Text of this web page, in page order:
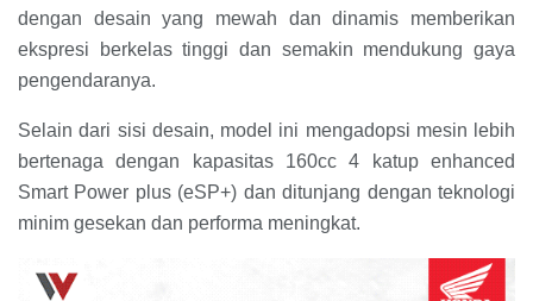
dengan desain yang mewah dan dinamis memberikan
ekspresi berkelas tinggi dan semakin mendukung gaya
pengendaranya.
Selain dari sisi desain, model ini mengadopsi mesin lebih
bertenaga dengan kapasitas 160cc 4 katup enhanced
Smart Power plus (eSP+) dan ditunjang dengan teknologi
minim gesekan dan performa meningkat.